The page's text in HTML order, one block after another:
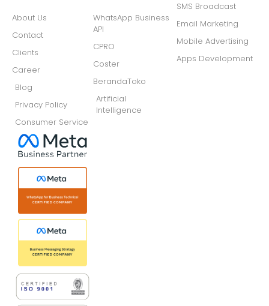
About Us
Contact
Clients
Career
Blog
Privacy Policy
Consumer Service
WhatsApp Business
API
CPRO
Coster
BerandaToko
Artificial
Intelligence
SMS Broadcast
Email Marketing
Mobile Advertising
Apps Development